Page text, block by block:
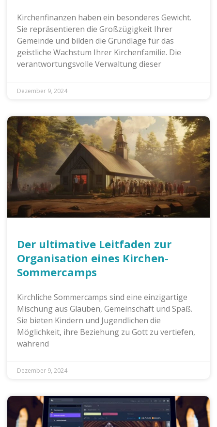
Kirchenfinanzen haben ein besonderes Gewicht.
Sie repräsentieren die Großzügigkeit Ihrer
Gemeinde und bilden die Grundlage für das
geistliche Wachstum Ihrer Kirchenfamilie. Die
verantwortungsvolle Verwaltung dieser
Dezember 9, 2024
Der ultimative Leitfaden zur
Organisation eines Kirchen-
Sommercamps
Kirchliche Sommercamps sind eine einzigartige
Mischung aus Glauben, Gemeinschaft und Spaß.
Sie bieten Kindern und Jugendlichen die
Möglichkeit, ihre Beziehung zu Gott zu vertiefen,
während
Dezember 9, 2024